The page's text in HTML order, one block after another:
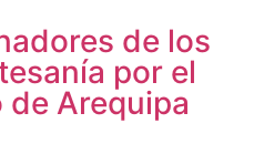
de los
por el
Arequipa